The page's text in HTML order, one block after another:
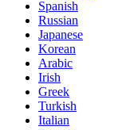
Spanish
Russian
Japanese
Korean
Arabic
Irish
Greek
Turkish
Italian